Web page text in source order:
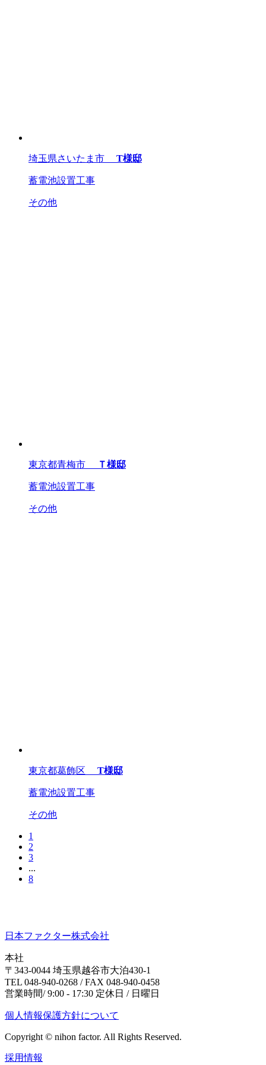
埼玉県さいたま市 T様邸
蓄電池設置工事
その他
東京都青梅市 Ｔ様邸
蓄電池設置工事
その他
東京都葛飾区 T様邸
蓄電池設置工事
その他
1
2
3
...
8
日本ファクター株式会社
本社
〒343-0044 埼玉県越谷市大泊430-1
TEL 048-940-0268 / FAX 048-940-0458
営業時間/ 9:00 - 17:30 定休日 / 日曜日
個人情報保護方針について
Copyright © nihon factor. All Rights Reserved.
採用情報